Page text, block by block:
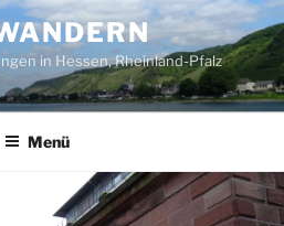
in Hessen, Rheinland-Pfalz
Menü